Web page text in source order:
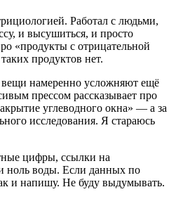
Работал с людьми,
и высушиться, и просто
«продукты с отрицательной
продуктов нет.
намеренно усложняют ещё
прессом рассказывает про
углеводного окна» — а за
исследования. Я стараюсь
цифры, ссылки на
ноль воды. Если данных по
и напишу. Не буду выдумывать.